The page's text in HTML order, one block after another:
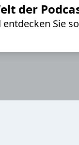
der
Sie